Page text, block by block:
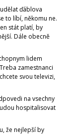
ďáblova
to líbí, někomu ne.
stát platí, by
Dále obecně
lidem
zamestnanci
svou televizi,
na vsechny
hospitalisovat
že nejlepší by